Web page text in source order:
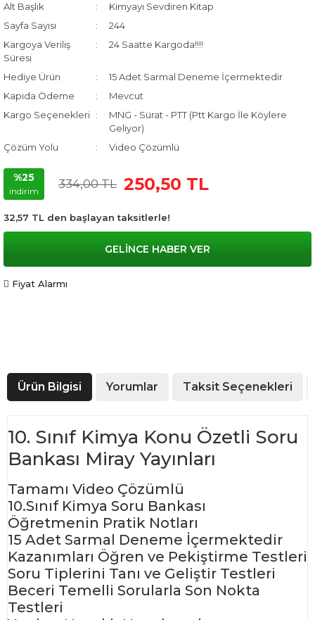
Alt Başlık
Kimyayı Sevdiren Kitap
Sayfa Sayısı
244
Kargoya Veriliş
Süresi
24 Saatte Kargoda!!!!
Hediye Ürün
15 Adet Sarmal Deneme İçermektedir
Kapıda Ödeme
Mevcut
Kargo Seçenekleri
MNG - Sürat - PTT (Ptt Kargo İle Köylere
Geliyor)
Çözüm Yolu
Video Çözümlü
%25
indirim
334,00 TL 250,50 TL
32,57 TL den başlayan taksitlerle!
GELİNCE HABER VER
Fiyat Alarmı
Ürün Bilgisi Yorumlar Taksit Seçenekleri
10. Sınıf Kimya Konu Özetli Soru
Bankası Miray Yayınları
Tamamı Video Çözümlü
10.Sınıf Kimya Soru Bankası
Öğretmenin Pratik Notları
15 Adet Sarmal Deneme İçermektedir
Kazanımları Öğren ve Pekiştirme Testleri
Soru Tiplerini Tanı ve Geliştir Testleri
Beceri Temelli Sorularla Son Nokta
Testleri